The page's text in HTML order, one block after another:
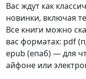
Вас ждут как
новинки, включая
Все книги можно
вас форматах: pdf
epub (епаб) — для
айфоне или